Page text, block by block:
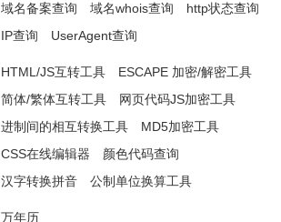
域名备案查询 域名whois查询
http状态查询
IP查询
UserAgent查询
HTML/JS互转工具
ESCAPE 加密/解密工具
简体/繁体互转工具
网页代码JS加密工具
进制间的相互转换工具
MD5加密工具
CSS在线编辑器
颜色代码查询
汉字转换拼音
公制单位换算工具
万年历